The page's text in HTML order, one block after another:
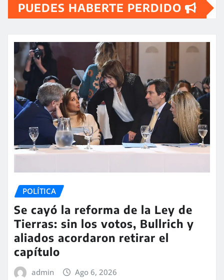
PUEDES HABERTE PERDIDO
POLÍTICA
Se cayó la reforma de la Ley de
Tierras: sin los votos, Bullrich y
aliados acordaron retirar el
capítulo
admin Ago 6, 2026